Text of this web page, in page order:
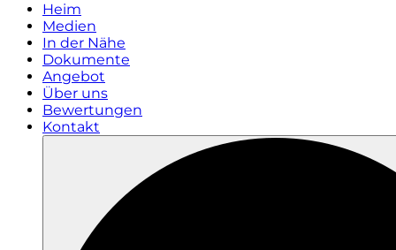
Heim
Medien
In der Nähe
Dokumente
Angebot
Über uns
Bewertungen
Kontakt